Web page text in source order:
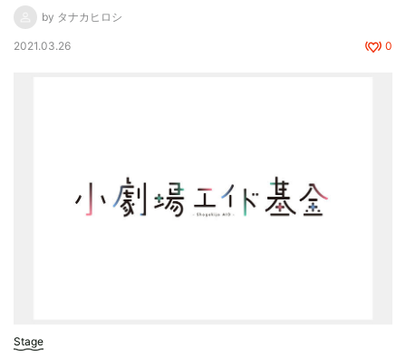
by タナカヒロシ
2021.03.26 0
Stage